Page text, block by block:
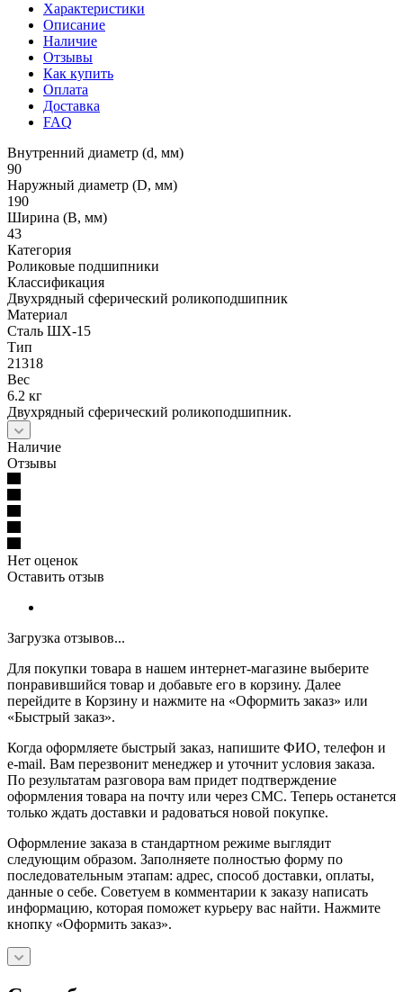
Характеристики
Описание
Наличие
Отзывы
Как купить
Оплата
Доставка
FAQ
Внутренний диаметр (d, мм)
90
Наружный диаметр (D, мм)
190
Ширина (B, мм)
43
Категория
Роликовые подшипники
Классификация
Двухрядный сферический роликоподшипник
Материал
Сталь ШХ-15
Тип
21318
Вес
6.2 кг
Двухрядный сферический роликоподшипник.
Наличие
Отзывы
Нет оценок
Оставить отзыв
Загрузка отзывов...
Для покупки товара в нашем интернет-магазине выберите
понравившийся товар и добавьте его в корзину. Далее
перейдите в Корзину и нажмите на «Оформить заказ» или
«Быстрый заказ».
Когда оформляете быстрый заказ, напишите ФИО, телефон и
e-mail. Вам перезвонит менеджер и уточнит условия заказа.
По результатам разговора вам придет подтверждение
оформления товара на почту или через СМС. Теперь останется
только ждать доставки и радоваться новой покупке.
Оформление заказа в стандартном режиме выглядит
следующим образом. Заполняете полностью форму по
последовательным этапам: адрес, способ доставки, оплаты,
данные о себе. Советуем в комментарии к заказу написать
информацию, которая поможет курьеру вас найти. Нажмите
кнопку «Оформить заказ».